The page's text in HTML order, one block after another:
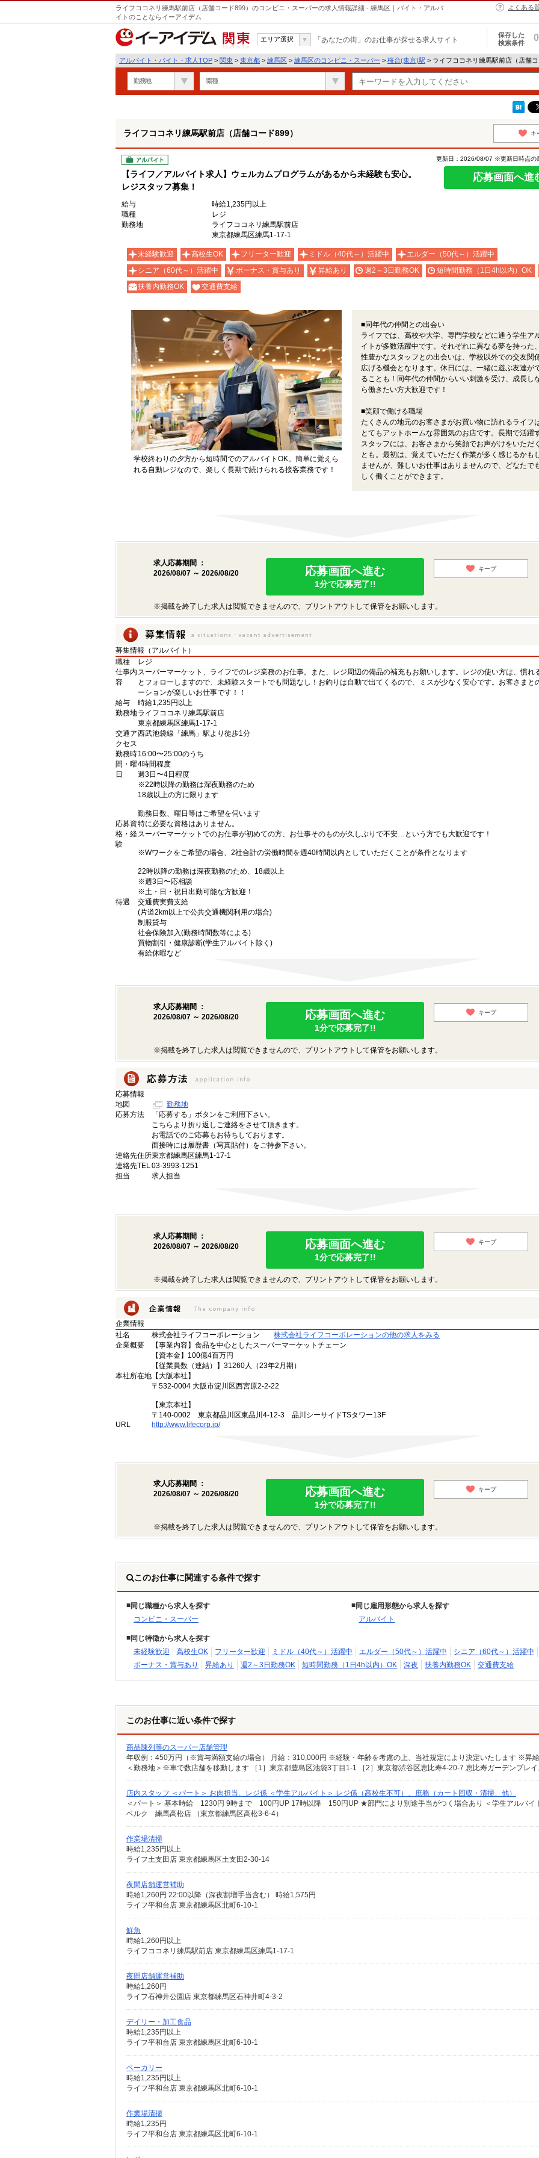
ライフココネリ練馬駅前店（店舗コード899）のコンビニ・スーパーの求人情報詳細 - 練馬区｜バイト・アルバ
イトのことならイーアイデム
よくある
関東
エリア選択 「あなたの街」のお仕事が探せる求人サイト
保存した
検索条件
0
アルバイト・バイト・求人TOP > 関東 > 東京都 > 練馬区 > 練馬区のコンビニ・スーパー > 桜台(東京)駅 > ライフココネリ練馬駅前店（店舗
勤務地 職種
ライフココネリ練馬駅前店（店舗コード899） キ
アルバイト
【ライフ／アルバイト求人】ウェルカムプログラムがあるから未経験も安心。
レジスタッフ募集！
更新日：2026/08/07 ※更新日時点の
応募画面へ進
給与
時給1,235円以上
職種
レジ
勤務地
ライフココネリ練馬駅前店
東京都練馬区練馬1-17-1
未経験歓迎 高校生OK フリーター歓迎 ミドル（40代～）活躍中
エルダー（50代～）活躍中
シニア（60代～）活躍中
ボーナス・賞与あり 昇給あり 週2～3日勤務OK 短時間勤務（1日4h以内）OK
扶養内勤務OK
交通費支給
学校終わりの夕方から短時間でのアルバイトOK。簡単に覚えら
れる自動レジなので、楽しく長期で続けられる接客業務です！
■同年代の仲間との出会い
ライフでは、高校や大学、専門学校などに通う学生ア
イトが多数活躍中です。それぞれに異なる夢を持った
性豊かなスタッフとの出会いは、学校以外での交友関
広げる機会となります。休日には、一緒に遊ぶ友達が
ることも！同年代の仲間からいい刺激を受け、成長し
ら働きたい方大歓迎です！
■笑顔で働ける職場
たくさんの地元のお客さまがお買い物に訪れるライフは
とてもアットホームな雰囲気のお店です。長期で活躍
スタッフには、お客さまから笑顔でお声がけをいただ
とも。最初は、覚えていただく作業が多く感じるかも
ませんが、難しいお仕事はありませんので、どなたで
しく働くことができます。
求人応募期間 ：
2026/08/07 ～ 2026/08/20
応募画面へ進む
1分で応募完了!!
キープ
※掲載を終了した求人は閲覧できませんので、プリントアウトして保管をお願いします。
募集情報（アルバイト）
職種
レジ
仕事内
容
スーパーマーケット、ライフでのレジ業務のお仕事。また、レジ周辺の備品の補充もお願いします。レジの使い方は、慣れ
とフォローしますので、未経験スタートでも問題なし！お釣りは自動で出てくるので、ミスが少なく安心です。お客さまと
ーションが楽しいお仕事です！！
給与
時給1,235円以上
勤務地ライフココネリ練馬駅前店
東京都練馬区練馬1-17-1
交通ア
クセス
西武池袋線「練馬」駅より徒歩1分
勤務時
間・曜
日
16:00〜25:00のうち
4時間程度
週3日〜4日程度
※22時以降の勤務は深夜勤務のため
18歳以上の方に限ります
勤務日数、曜日等はご希望を伺います
応募資
格・経
験
特に必要な資格はありません。
スーパーマーケットでのお仕事が初めての方、お仕事そのものが久しぶりで不安…という方でも大歓迎です！
※Wワークをご希望の場合、2社合計の労働時間を週40時間以内としていただくことが条件となります
22時以降の勤務は深夜勤務のため、18歳以上
※週3日〜応相談
※土・日・祝日出勤可能な方歓迎！
待遇
交通費実費支給
(片道2km以上で公共交通機関利用の場合)
制服貸与
社会保険加入(勤務時間数等による)
買物割引・健康診断(学生アルバイト除く)
有給休暇など
求人応募期間 ：
2026/08/07 ～ 2026/08/20
応募画面へ進む
1分で応募完了!!
キープ
※掲載を終了した求人は閲覧できませんので、プリントアウトして保管をお願いします。
応募情報
地図
勤務地
応募方法
「応募する」ボタンをご利用下さい。
こちらより折り返しご連絡をさせて頂きます。
お電話でのご応募もお待ちしております。
面接時には履歴書（写真貼付）をご持参下さい。
連絡先住所東京都練馬区練馬1-17-1
連絡先TEL03-3993-1251
担当
求人担当
求人応募期間 ：
2026/08/07 ～ 2026/08/20
応募画面へ進む
1分で応募完了!!
キープ
※掲載を終了した求人は閲覧できませんので、プリントアウトして保管をお願いします。
企業情報
社名
株式会社ライフコーポレーション
株式会社ライフコーポレーションの他の求人をみる
企業概要
【事業内容】食品を中心としたスーパーマーケットチェーン
【資本金】100億4百万円
【従業員数（連結）】31260人（23年2月期）
本社所在地 【大阪本社】
〒532-0004 大阪市淀川区西宮原2-2-22
【東京本社】
〒140-0002 東京都品川区東品川4-12-3 品川シーサイドTSタワー13F
URL
http://www.lifecorp.jp/
求人応募期間 ：
2026/08/07 ～ 2026/08/20
応募画面へ進む
1分で応募完了!!
キープ
※掲載を終了した求人は閲覧できませんので、プリントアウトして保管をお願いします。
このお仕事に関連する条件で探す
同じ職種から求人を探す
コンビニ・スーパー
同じ雇用形態から求人を探す
アルバイト
同じ特徴から求人を探す
未経験歓迎
高校生OK フリーター歓迎 ミドル（40代～）活躍中 エルダー（50代～）活躍中
シニア（60代～）活躍中
ボーナス・賞与あり
昇給あり 週2～3日勤務OK 短時間勤務（1日4h以内）OK 深夜 扶養内勤務OK 交通費支給
このお仕事に近い条件で探す
商品陳列等のスーパー店舗管理
店内スタッフ ＜パート＞ お肉担当、レジ係 ＜学生アルバイト＞ レジ係（高校生不可）、庶務（カート回収・清掃、他）
ベルク 練馬高松店 （東京都練馬区高松3-6-4）
作業場清掃
時給1,235円以上
ライフ土支田店 東京都練馬区土支田2-30-14
夜間店舗運営補助
時給1,260円 22:00以降（深夜割増手当含む） 時給1,575円
ライフ平和台店 東京都練馬区北町6-10-1
鮮魚
時給1,260円以上
ライフココネリ練馬駅前店 東京都練馬区練馬1-17-1
夜間店舗運営補助
時給1,260円
ライフ石神井公園店 東京都練馬区石神井町4-3-2
デイリー・加工食品
時給1,235円以上
ライフ平和台店 東京都練馬区北町6-10-1
ベーカリー
時給1,235円以上
ライフ平和台店 東京都練馬区北町6-10-1
作業場清掃
時給1,235円
ライフ平和台店 東京都練馬区北町6-10-1